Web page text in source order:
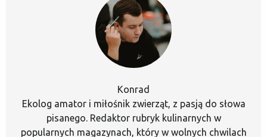
Konrad
Ekolog amator i miłośnik zwierząt, z pasją do słowa
pisanego. Redaktor rubryk kulinarnych w
popularnych magazynach, który w wolnych chwilach